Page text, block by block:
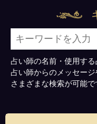
占い師の名前・使用する
占い師からのメッセー
さまざまな検索が可能で